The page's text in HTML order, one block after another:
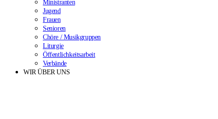
Ministranten
Jugend
Frauen
Senioren
Chöre / Musikgruppen
Liturgie
Öffentlichkeitsarbeit
Verbände
WIR ÜBER UNS